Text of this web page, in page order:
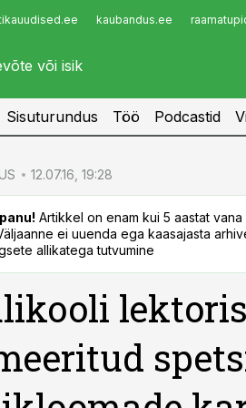
kaubandus.ee
Infopank
Sisuturundus Töö Podcastid
12.07.16, 19:28
Artikkel on enam kui 5 aastat
ei uuenda ega kaasajasta
allikatega tutvumine